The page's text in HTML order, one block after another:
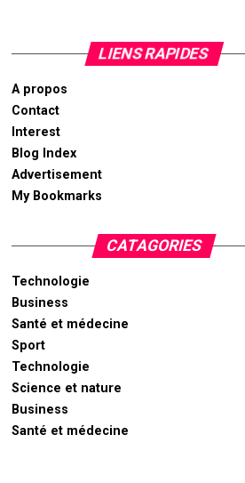
LIENS RAPIDES
A propos
Contact
Interest
Blog Index
Advertisement
My Bookmarks
CATAGORIES
Technologie
Business
Santé et médecine
Sport
Technologie
Science et nature
Business
Santé et médecine